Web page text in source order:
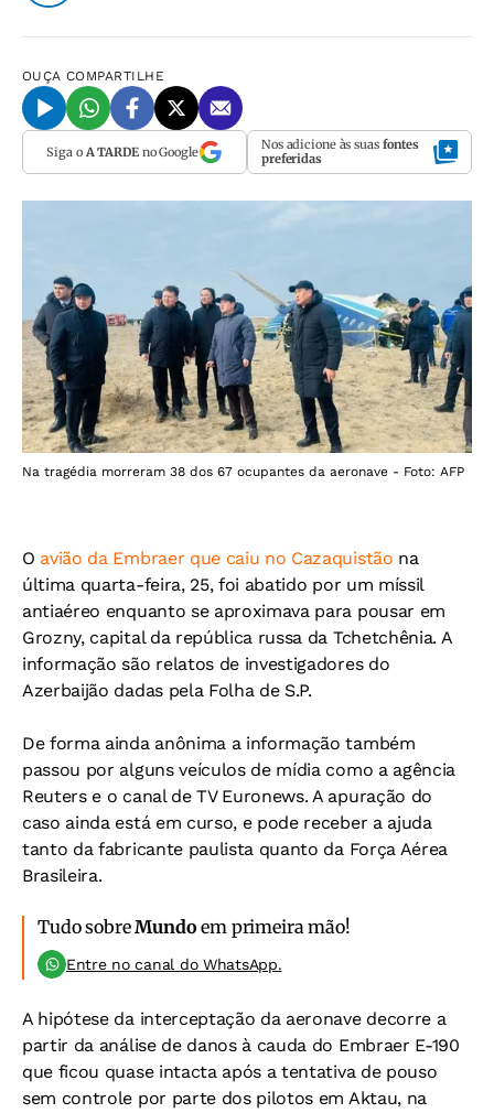
OUÇA COMPARTILHE
Siga o A TARDEno Google Nos adicione às suas fontes
preferidas
Na tragédia morreram 38 dos 67 ocupantes da aeronave - Foto: AFP
O avião da Embraer que caiu no Cazaquistão na
última quarta-feira, 25, foi abatido por um míssil
antiaéreo enquanto se aproximava para pousar em
Grozny, capital da república russa da Tchetchênia. A
informação são relatos de investigadores do
Azerbaijão dadas pela Folha de S.P.
De forma ainda anônima a informação também
passou por alguns veículos de mídia como a agência
Reuters e o canal de TV Euronews. A apuração do
caso ainda está em curso, e pode receber a ajuda
tanto da fabricante paulista quanto da Força Aérea
Brasileira.
Tudo sobreMundo em primeira mão!
Entre no canal do WhatsApp.
A hipótese da interceptação da aeronave decorre a
partir da análise de danos à cauda do Embraer E-190
que ficou quase intacta após a tentativa de pouso
sem controle por parte dos pilotos em Aktau, na